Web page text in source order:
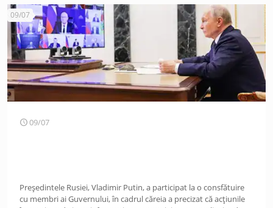
09/07
09/07
Președintele Rusiei, Vladimir Putin, a participat la o consfătuire
cu membri ai Guvernului, în cadrul căreia a precizat că acțiunile